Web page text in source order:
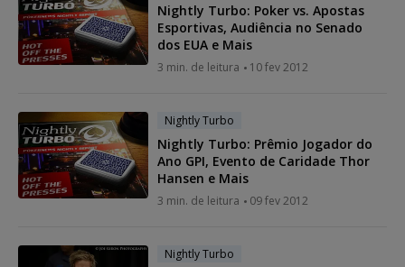
Nightly Turbo: Poker vs. Apostas
Esportivas, Audiência no Senado
dos EUA e Mais
3 min. de leitura 10 fev 2012
Nightly Turbo
Nightly Turbo: Prêmio Jogador do
Ano GPI, Evento de Caridade Thor
Hansen e Mais
3 min. de leitura 09 fev 2012
Nightly Turbo